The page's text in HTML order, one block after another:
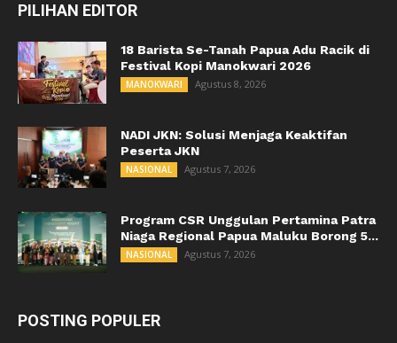
PILIHAN EDITOR
18 Barista Se-Tanah Papua Adu Racik di
Festival Kopi Manokwari 2026
MANOKWARI Agustus 8, 2026
NADI JKN: Solusi Menjaga Keaktifan
Peserta JKN
NASIONAL Agustus 7, 2026
Program CSR Unggulan Pertamina Patra
Niaga Regional Papua Maluku Borong 5...
NASIONAL Agustus 7, 2026
POSTING POPULER